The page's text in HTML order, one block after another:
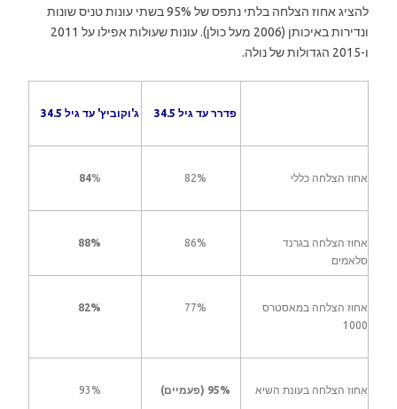
להציג אחוז הצלחה בלתי נתפס של 95% בשתי עונות טניס שונות
ונדירות באיכותן (2006 מעל כולן). עונות שעולות אפילו על 2011
ו-2015 הגדולות של נולה.
פדרר עד גיל 34.5 ג'וקוביץ' עד גיל 34.5
אחוז הצלחה כללי 82%
84%
אחוז הצלחה בגרנד
סלאמים
86%
88%
אחוז הצלחה במאסטרס
1000
77%
82%
אחוז הצלחה בעונת השיא 95% (פעמיים) 93%